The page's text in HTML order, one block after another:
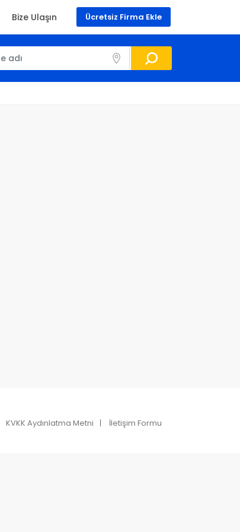
Ücretsiz Firma Ekle
Bize Ulaşın
KVKK Aydınlatma Metni İletişim Formu